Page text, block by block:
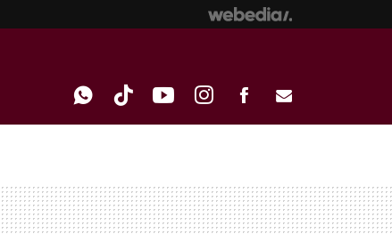
MAIL